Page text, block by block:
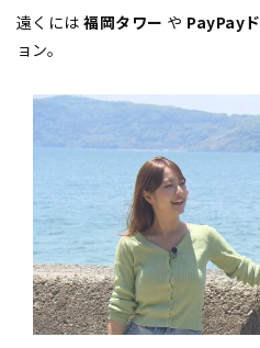
遠くには福岡タワー や PayPay
ョン。